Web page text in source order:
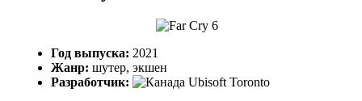
Год выпуска: 2021
Жанр: шутер, экшен
Разработчик:
Ubisoft Toronto